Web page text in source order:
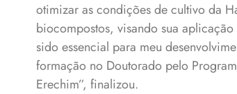
otimizar as condições de cultivo da
biocompostos, visando sua
sido essencial para meu
formação no Doutorado pelo
Erechim”, finalizou.